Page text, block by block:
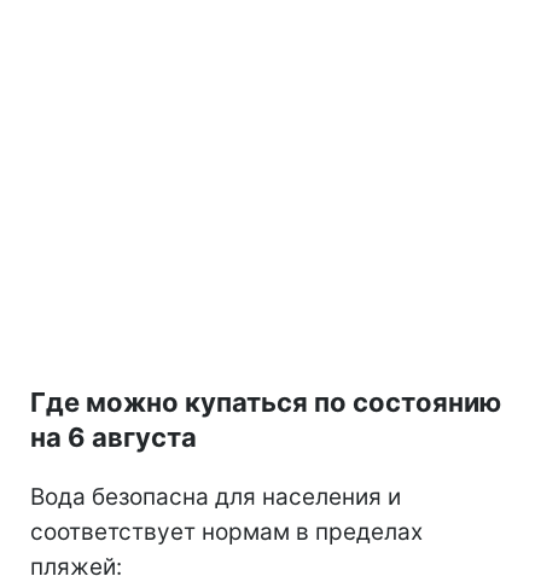
Где можно купаться по состоянию
на 6 августа
Вода безопасна для населения и
соответствует нормам в пределах
пляжей: